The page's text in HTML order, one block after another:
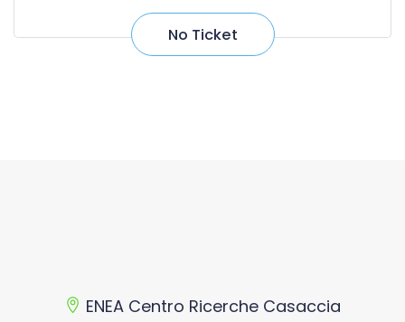
No Ticket
ENEA Centro Ricerche Casaccia